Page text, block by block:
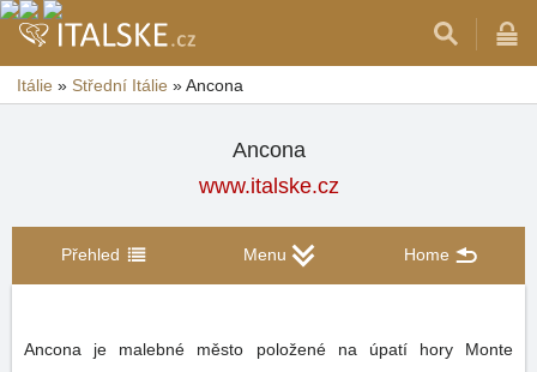
Itálie » Střední Itálie »Ancona
Ancona
www.italske.cz
Přehled Menu Home
Ancona je malebné město položené na úpatí hory Monte